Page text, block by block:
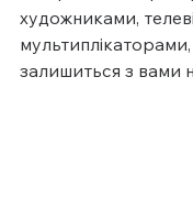
художниками,
залишиться з вами